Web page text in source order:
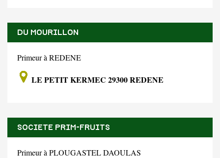
DU MOURILLON
Primeur à REDENE
LE PETIT KERMEC 29300 REDENE
SOCIETE PRIM-FRUITS
Primeur à PLOUGASTEL DAOULAS